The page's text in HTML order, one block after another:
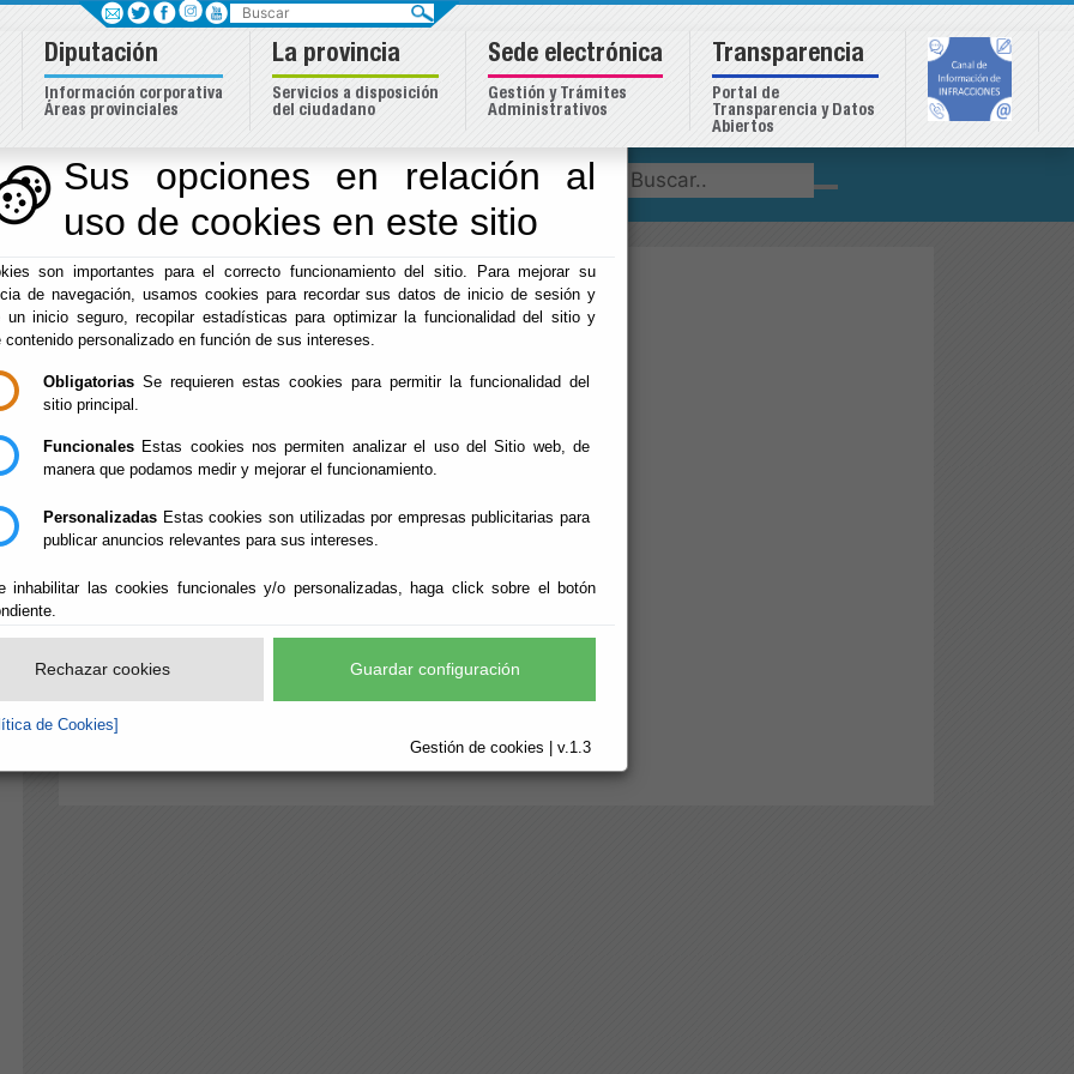
Sus opciones en relación al
uso de cookies en este sitio
son importantes para el correcto funcionamiento del sitio. Para mejorar su
de navegación, usamos cookies para recordar sus datos de inicio de sesión y
un inicio seguro, recopilar estadísticas para optimizar la funcionalidad del sitio y
contenido personalizado en función de sus intereses.
Obligatorias Se requieren estas cookies para permitir la funcionalidad del
sitio principal.
Funcionales Estas cookies nos permiten analizar el uso del Sitio web, de
manera que podamos medir y mejorar el funcionamiento.
Personalizadas Estas cookies son utilizadas por empresas publicitarias para
publicar anuncios relevantes para sus intereses.
inhabilitar las cookies funcionales y/o personalizadas, haga click sobre el botón
Rechazar cookies Guardar configuración
de Cookies]
Gestión de cookies | v.1.3
Almería
Inicio - Clasificadores RPC
Tablón. Categorías 1 y 2
Categorías 1 y 2 del Tablón de Anuncios Oficial
Categorías 1 y 2 de Actividades y Servicios
Categorías B Municipales de Actividades y Servicios
Categorías Municipales pestaña 2 de Actividades y Servicios
Categorías y Subcategorías ofertas de Actividades y Servicios
Fiestas-Eventos. Actividades
Buscar
Diputación
Información corporativa
Áreas provinciales
La provincia
Servicios a disposición
del ciudadano
Sede electrónica
Gestión y Trámites
Administrativos
Transparencia
Portal de
Transparencia y Datos
Abiertos